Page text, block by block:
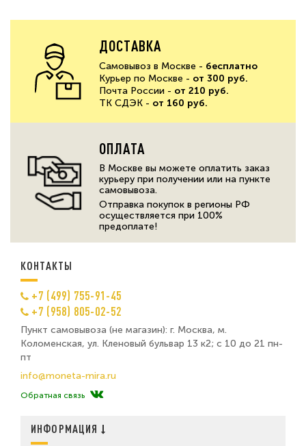
ДОСТАВКА
Самовывоз в Москве - бесплатно
Курьер по Москве - от 300 руб.
Почта России - от 210 руб.
ТК СДЭК - от 160 руб.
ОПЛАТА
В Москве вы можете оплатить заказ
курьеру при получении или на пункте
самовывоза.
Отправка покупок в регионы РФ
осуществляется при 100%
предоплате!
КОНТАКТЫ
+7 (499) 755-91-45
+7 (958) 805-02-52
Пункт самовывоза (не магазин): г. Москва, м.
Коломенская, ул. Кленовый бульвар 13 к2; с 10 до 21 пн-
пт
info@moneta-mira.ru
Обратная связь
ИНФОРМАЦИЯ